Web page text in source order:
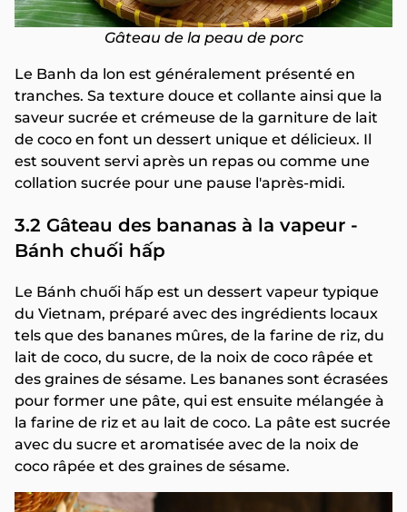
Gâteau de la peau de porc
Le Banh da lon est généralement présenté en
tranches. Sa texture douce et collante ainsi que la
saveur sucrée et crémeuse de la garniture de lait
de coco en font un dessert unique et délicieux. Il
est souvent servi après un repas ou comme une
collation sucrée pour une pause l'après-midi.
3.2 Gâteau des bananas à la vapeur -
Bánh chuối hấp
Le Bánh chuối hấp est un dessert vapeur typique
du Vietnam, préparé avec des ingrédients locaux
tels que des bananes mûres, de la farine de riz, du
lait de coco, du sucre, de la noix de coco râpée et
des graines de sésame. Les bananes sont écrasées
pour former une pâte, qui est ensuite mélangée à
la farine de riz et au lait de coco. La pâte est sucrée
avec du sucre et aromatisée avec de la noix de
coco râpée et des graines de sésame.